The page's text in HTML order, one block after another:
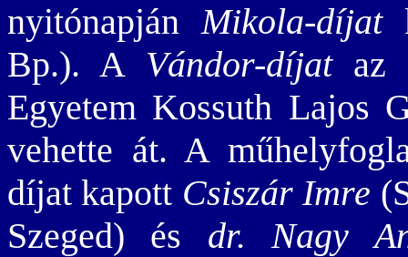
nyitónapjánMikola-díjat
Bp.). A Vándor-díjataz
Egyetem Kossuth Lajos
vehette át. A
díjat kapott Csiszár Imre
Szeged) és dr. Nagy